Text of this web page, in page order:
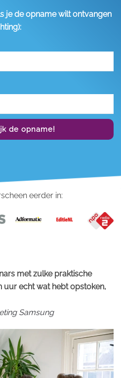
je de opname wilt ontvangen
de opname!
eerder in:
met zulke praktische
uur echt wat hebt opstoken,
Samsung